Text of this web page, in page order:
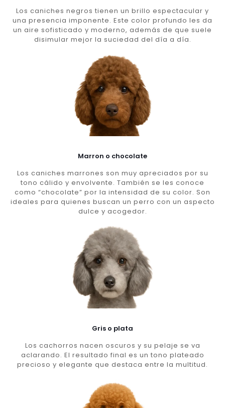
Los caniches negros tienen un brillo espectacular y
una presencia imponente. Este color profundo les da
un aire sofisticado y moderno, además de que suele
disimular mejor la suciedad del día a día.
Marron o chocolate
Los caniches marrones son muy apreciados por su
tono cálido y envolvente. También se les conoce
como “chocolate” por la intensidad de su color. Son
ideales para quienes buscan un perro con un aspecto
dulce y acogedor.
Gris o plata
Los cachorros nacen oscuros y su pelaje se va
aclarando. El resultado final es un tono plateado
precioso y elegante que destaca entre la multitud.